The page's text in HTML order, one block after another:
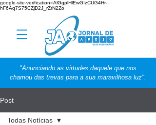
google-site-verification=AlGgplHlEwGIzCUG4Hr-
hF6Aq7S75CZjD2J_rZrN2Zo
"Anunciando as virtudes daquele que nos
chamou das trevas para a sua maravilhosa luz".
Post
Todas Notícias